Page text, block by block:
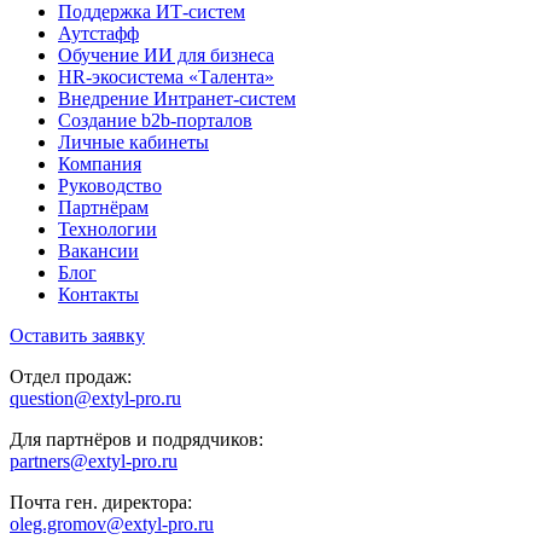
Поддержка ИТ-систем
Аутстафф
Обучение ИИ для бизнеса
HR-экосистема «Талента»
Внедрение Интранет-систем
Создание b2b-порталов
Личные кабинеты
Компания
Руководство
Партнёрам
Технологии
Вакансии
Блог
Контакты
Оставить заявку
Отдел продаж:
question@extyl-pro.ru
Для партнёров и подрядчиков:
partners@extyl-pro.ru
Почта ген. директора:
oleg.gromov@extyl-pro.ru